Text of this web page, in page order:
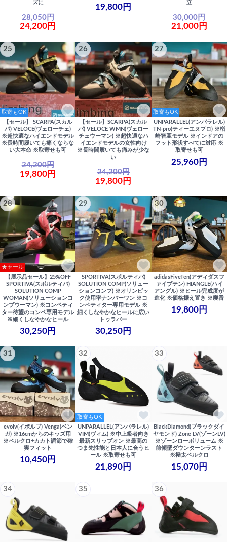
ズに
28,050円
24,200円
19,800円
立
30,000円
21,000円
25
取寄もOK
【セール】 SCARPA(スカル
パ) VELOCE(ヴェローチェ)
※超快適なハイエンドモデル
※長時間履いても痛くならな
い大本命 ※取寄せも可
24,200円
19,800円
26
【セール】SCARPA(スカル
パ) VELOCE WMN(ヴェロー
チェウーマン) ※超快適なハ
イエンドモデルの女性向け
※長時間履いても痛みが少な
い
24,200円
19,800円
27
取寄もOK
UNPARALLEL(アンパラレル)
TN-pro(ティーエヌプロ) ※楢
崎智亜モデル ※インドアの
フット形状すべてに対応 ※
取寄せも可
25,960円
28
★セール
【展示品セール】25%OFF
SPORTIVA(スポルティバ)
SOLUTION COMP
WOMAN(ソリューションコ
ンプウーマン) ※コンペティ
ター待望のコンペ専用モデル
※細くしなやかなヒール
30,250円
29
SPORTIVA(スポルティバ)
SOLUTION COMP(ソリュー
ションコンプ) ※オリンピッ
ク使用率ナンバーワン ※コ
ンペティター専用モデル ※
細くしなやかなヒールに広い
トゥラバー
30,250円
30
adidasFiveTen(アディダスフ
ァイブテン) HIANGLE(ハイ
アングル) ※ヒール完成度が
進化 ※価格据え置き ※廃番
19,800円
31
evolv(イボルブ) Venga(ベン
ガ) ※16cmからのキッズ用
※ベルクロ+カカト調節で確
実フィット
10,450円
32
取寄もOK
UNPARALLEL(アンパラレル)
VIM(ヴィム) ※中上級者向き
最新スリップオン ※最高の
つま先性能と日本人に合うヒ
ール ※取寄せも可
21,890円
33
BlackDiamond(ブラックダイ
ヤモンド) Zone LV(ゾーンLV)
※ゾーンローボリューム ※
前傾壁ダウンターンラスト
※極太ベルクロ
15,070円
34 35 36